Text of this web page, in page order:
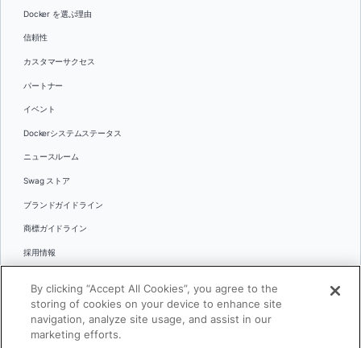
Docker を選ぶ理由
信頼性
カスタマーサクセス
パートナー
イベント
Dockerシステムステータス
ニュースルーム
Swag ストア
ブランドガイドライン
商標ガイドライン
採用情報
言語
日本語
By clicking “Accept All Cookies”, you agree to the
storing of cookies on your device to enhance site
navigation, analyze site usage, and assist in our
marketing efforts.